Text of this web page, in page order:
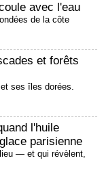
avec l'eau
de la côte
et forêts
ses îles dorées.
l'huile
parisienne
— et qui révèlent,